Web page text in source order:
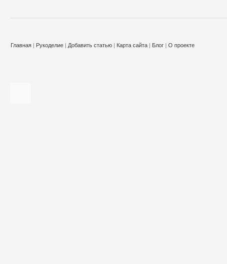
Главная | Рукоделие | Добавить статью | Карта сайта | Блог | О проекте